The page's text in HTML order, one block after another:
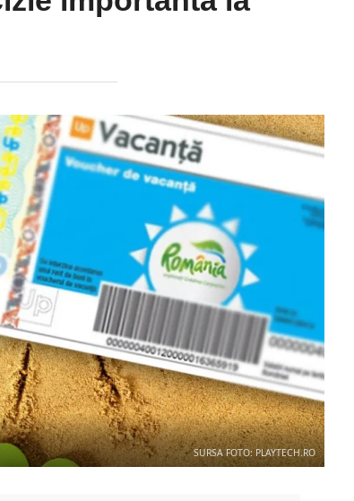
SURSA FOTO: PLAYTECH.RO